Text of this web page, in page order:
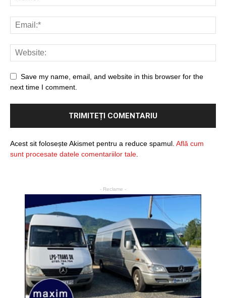
Save my name, email, and website in this browser for the
next time I comment.
Acest sit folosește Akismet pentru a reduce spamul. Află cum
sunt procesate datele comentariilor tale
- Reclame -